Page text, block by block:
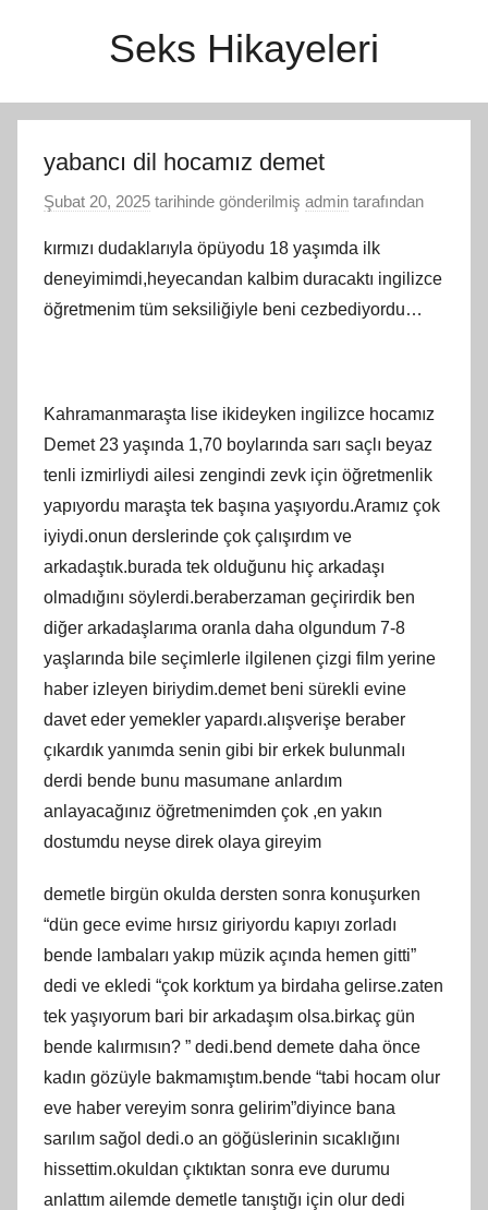
Seks Hikayeleri
yabancı dil hocamız demet
Şubat 20, 2025 tarihinde gönderilmiş admin tarafından
kırmızı dudaklarıyla öpüyodu 18 yaşımda ilk
deneyimimdi,heyecandan kalbim duracaktı ingilizce
öğretmenim tüm seksiliğiyle beni cezbediyordu…
Kahramanmaraşta lise ikideyken ingilizce hocamız
Demet 23 yaşında 1,70 boylarında sarı saçlı beyaz
tenli izmirliydi ailesi zengindi zevk için öğretmenlik
yapıyordu maraşta tek başına yaşıyordu.Aramız çok
iyiydi.onun derslerinde çok çalışırdım ve
arkadaştık.burada tek olduğunu hiç arkadaşı
olmadığını söylerdi.beraberzaman geçirirdik ben
diğer arkadaşlarıma oranla daha olgundum 7-8
yaşlarında bile seçimlerle ilgilenen çizgi film yerine
haber izleyen biriydim.demet beni sürekli evine
davet eder yemekler yapardı.alışverişe beraber
çıkardık yanımda senin gibi bir erkek bulunmalı
derdi bende bunu masumane anlardım
anlayacağınız öğretmenimden çok ,en yakın
dostumdu neyse direk olaya gireyim
demetle birgün okulda dersten sonra konuşurken
“dün gece evime hırsız giriyordu kapıyı zorladı
bende lambaları yakıp müzik açında hemen gitti”
dedi ve ekledi “çok korktum ya birdaha gelirse.zaten
tek yaşıyorum bari bir arkadaşım olsa.birkaç gün
bende kalırmısın? ” dedi.bend demete daha önce
kadın gözüyle bakmamıştım.bende “tabi hocam olur
eve haber vereyim sonra gelirim”diyince bana
sarılım sağol dedi.o an göğüslerinin sıcaklığını
hissettim.okuldan çıktıktan sonra eve durumu
anlattım ailemde demetle tanıştığı için olur dedi